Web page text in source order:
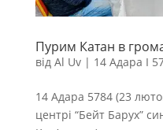
Пурим Катан в
від Al Uv| 14 Адара I
14 Адара 5784 (23
центрі “Бейт Барух”